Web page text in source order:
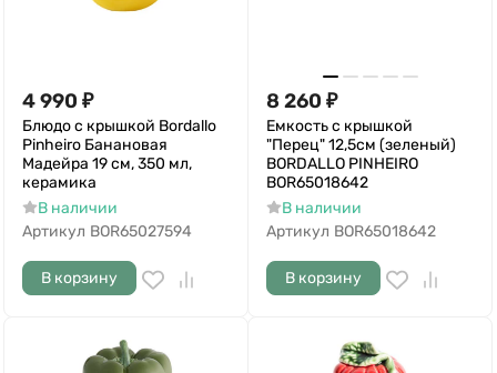
4 990 ₽
Блюдо с крышкой Bordallo
Pinheiro Банановая
Мадейра 19 см, 350 мл,
керамика
В наличии
Артикул BOR65027594
В корзину
8 260 ₽
Емкость с крышкой
"Перец" 12,5см (зеленый)
BORDALLO PINHEIRO
BOR65018642
В наличии
Артикул BOR65018642
В корзину